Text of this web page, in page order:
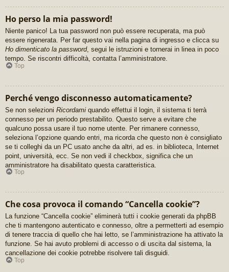
Ho perso la mia password!
Niente panico! La tua password non può essere recuperata, ma può
essere rigenerata. Per far questo vai nella pagina di ingresso e clicca su
Ho dimenticato la password, segui le istruzioni e tornerai in linea in poco
tempo. Se riscontri difficoltà, contatta l’amministratore.
Top
Perché vengo disconnesso automaticamente?
Se non selezioni Ricordami quando effettui il login, il sistema ti terrà
connesso per un periodo prestabilito. Questo serve a evitare che
qualcuno possa usare il tuo nome utente. Per rimanere connesso,
seleziona l’opzione quando entri, ma ricorda che questo non è consigliato
se ti colleghi da un PC usato anche da altri, ad es. in biblioteca, Internet
point, università, ecc. Se non vedi il checkbox, significa che un
amministratore ha disabilitato questa caratteristica.
Top
Che cosa provoca il comando “Cancella cookie”?
La funzione “Cancella cookie” eliminerà tutti i cookie generati da phpBB
che ti mantengono autenticato e connesso, oltre a permetterti ad esempio
di tenere traccia di quello che hai letto, se l’amministrazione ha attivato la
funzione. Se hai avuto problemi di accesso o di uscita dal sistema, la
cancellazione dei cookie potrebbe risolvere tali disguidi.
Top